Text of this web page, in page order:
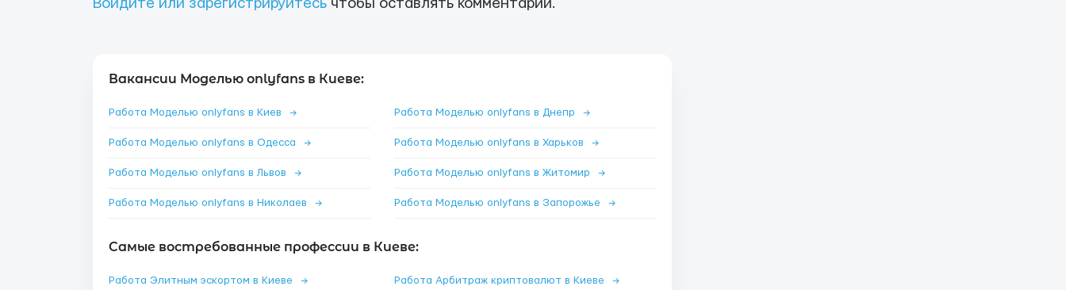
Войдите или зарегистрируйтесь чтобы оставлять комментарии.
Вакансии Моделью onlyfans в Киеве:
Работа Моделью onlyfans в Киев → Работа Моделью onlyfans в Днепр →
Работа Моделью onlyfans в Одесса → Работа Моделью onlyfans в Харьков →
Работа Моделью onlyfans в Львов → Работа Моделью onlyfans в Житомир →
Работа Моделью onlyfans в Николаев → Работа Моделью onlyfans в Запорожье →
Самые востребованные профессии в Киеве:
Работа Элитным эскортом в Киеве → Работа Арбитраж криптовалют в Киеве →